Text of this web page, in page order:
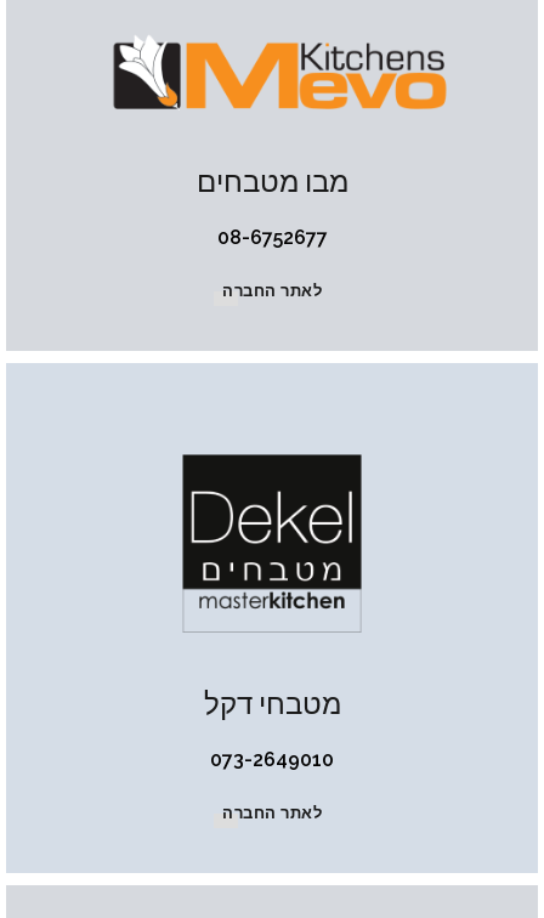
מבו מטבחים
08-6752677
לאתר החברה
מטבחי דקל
073-2649010
לאתר החברה